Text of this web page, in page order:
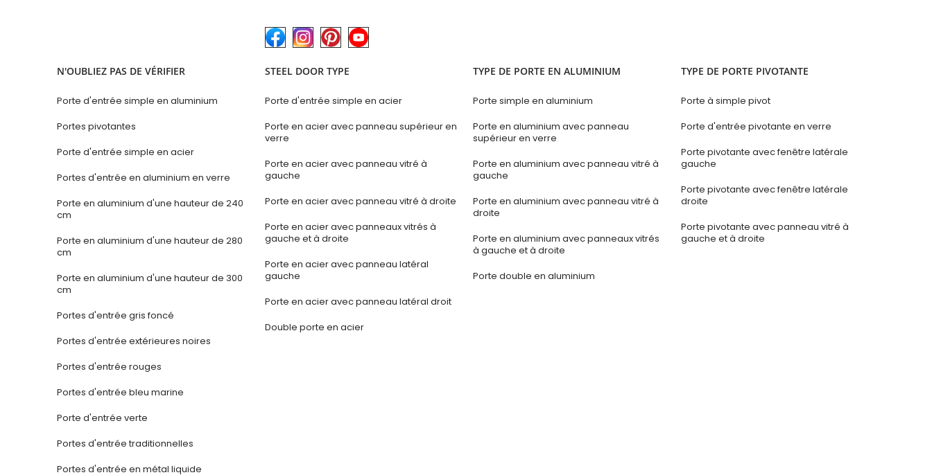
N'OUBLIEZ PAS DE VÉRIFIER
Porte d'entrée simple en aluminium
Portes pivotantes
Porte d'entrée simple en acier
Portes d'entrée en aluminium en verre
Porte en aluminium d'une hauteur de 240
cm
Porte en aluminium d'une hauteur de 280
cm
Porte en aluminium d'une hauteur de 300
cm
Portes d'entrée gris foncé
Portes d'entrée extérieures noires
Portes d'entrée rouges
Portes d'entrée bleu marine
Porte d'entrée verte
Portes d'entrée traditionnelles
Portes d'entrée en métal liquide
STEEL DOOR TYPE
Porte d'entrée simple en acier
Porte en acier avec panneau supérieur en
verre
Porte en acier avec panneau vitré à
gauche
Porte en acier avec panneau vitré à droite
Porte en acier avec panneaux vitrés à
gauche et à droite
Porte en acier avec panneau latéral
gauche
Porte en acier avec panneau latéral droit
Double porte en acier
TYPE DE PORTE EN ALUMINIUM
Porte simple en aluminium
Porte en aluminium avec panneau
supérieur en verre
Porte en aluminium avec panneau vitré à
gauche
Porte en aluminium avec panneau vitré à
droite
Porte en aluminium avec panneaux vitrés
à gauche et à droite
Porte double en aluminium
TYPE DE PORTE PIVOTANTE
Porte à simple pivot
Porte d'entrée pivotante en verre
Porte pivotante avec fenêtre latérale
gauche
Porte pivotante avec fenêtre latérale
droite
Porte pivotante avec panneau vitré à
gauche et à droite